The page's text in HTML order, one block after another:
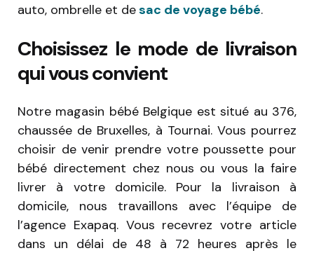
auto, ombrelle et desac de voyage bébé.
Choisissez le mode de livraison
qui vous convient
Notre magasin bébé Belgique est situé au 376,
chaussée de Bruxelles, à Tournai. Vous pourrez
choisir de venir prendre votre poussette pour
bébé directement chez nous ou vous la faire
livrer à votre domicile. Pour la livraison à
domicile, nous travaillons avec l’équipe de
l’agence Exapaq. Vous recevrez votre article
dans un délai de 48 à 72 heures après le